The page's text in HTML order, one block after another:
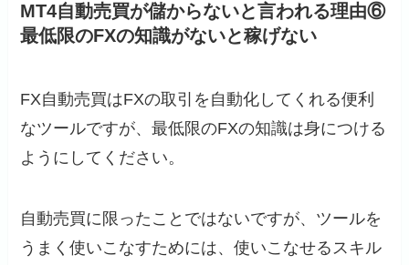
MT4自動売買が儲からないと言われる理由⑥
最低限のFXの知識がないと稼げない
FX自動売買はFXの取引を自動化してくれる便利
なツールですが、最低限のFXの知識は身につける
ようにしてください。
自動売買に限ったことではないですが、ツールを
うまく使いこなすためには、使いこなせるスキル